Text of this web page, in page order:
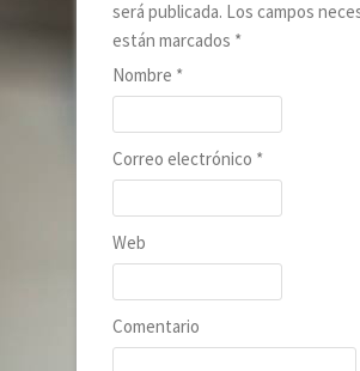
será publicada. Los campos
están marcados *
Nombre *
Correo electrónico *
Web
Comentario